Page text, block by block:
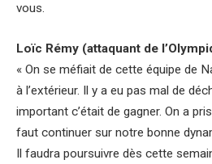
vous.
Loïc Rémy (attaquant de
« On se méfiait de cette équipe de
à l’extérieur. Il y a eu pas mal de
important c’était de gagner. On a
faut continuer sur notre bonne
Il faudra poursuivre dès cette